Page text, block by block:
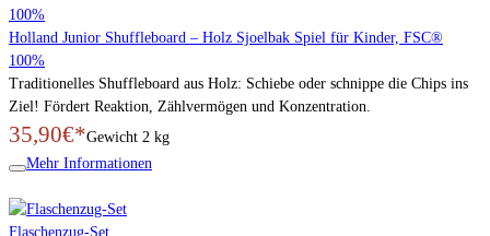
Holland Junior Shuffleboard – Holz Sjoelbak Spiel für Kinder, FSC®
100%
Traditionelles Shuffleboard aus Holz: Schiebe oder schnippe die Chips ins
Ziel! Fördert Reaktion, Zählvermögen und Konzentration.
35,90€*Gewicht 2 kg
Mehr Informationen
Flaschenzug-Set